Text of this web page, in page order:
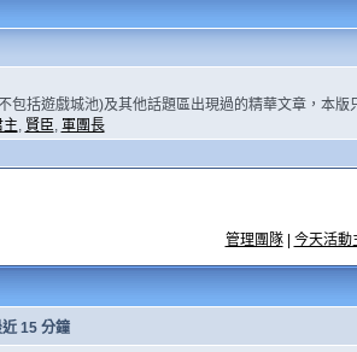
包括遊戲城池)及其他話題區出現過的精華文章，本版
主, 賢臣, 軍團長
管理團隊| 今天活動
15 分鐘